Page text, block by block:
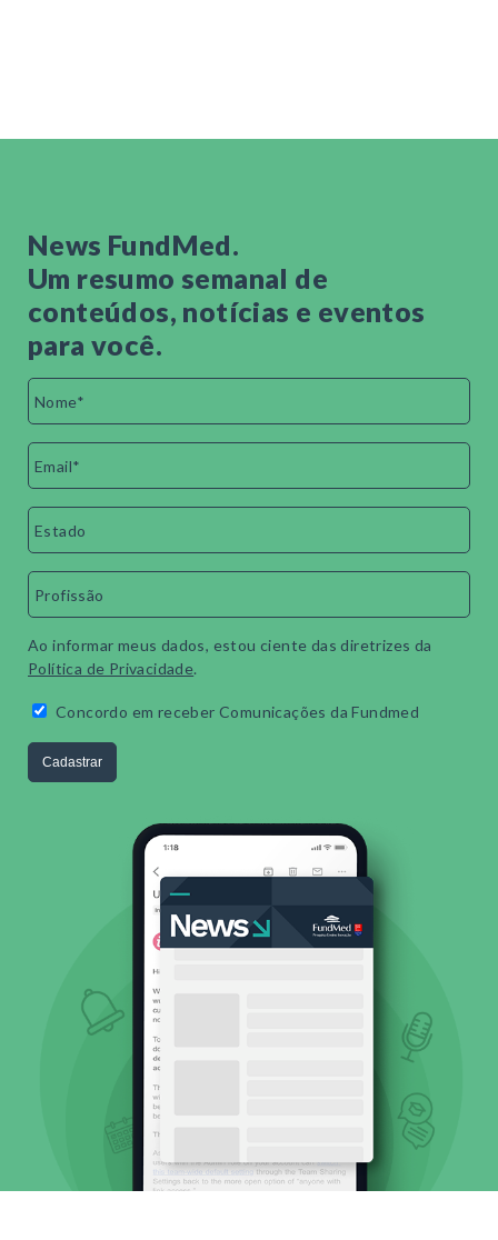
News FundMed.
Um resumo semanal de
conteúdos, notícias e eventos
para você.
Ao informar meus dados, estou ciente das diretrizes da
Política de Privacidade.
Concordo em receber Comunicações da Fundmed